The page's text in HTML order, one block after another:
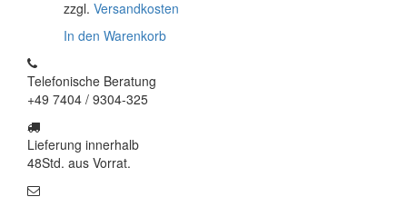
zzgl. Versandkosten
In den Warenkorb
Telefonische Beratung
+49 7404 / 9304-325
Lieferung innerhalb
48Std. aus Vorrat.